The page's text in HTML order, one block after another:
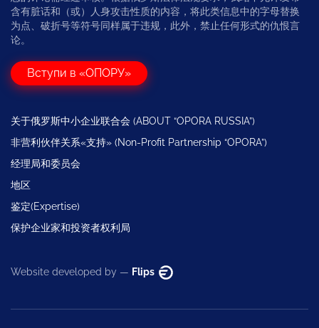
含有脏话和（或）人身攻击性质的内容，将此类信息中的字母替换
为点、破折号等符号同样属于违规，此外，禁止任何形式的仇恨言
论。
Вступи в «ОПОРУ»
关于俄罗斯中小企业联合会 (ABOUT “OPORA RUSSIA”)
非营利伙伴关系«支持» (Non-Profit Partnership “OPORA”)
经理局和委员会
地区
鉴定(Expertise)
保护企业家和投资者权利局
Website developed by — Flips